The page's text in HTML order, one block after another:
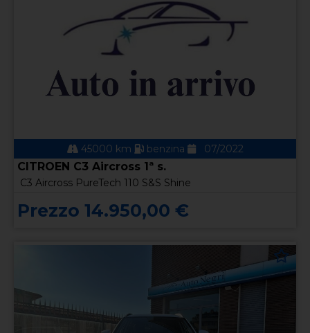
45000 km benzina 07/2022
CITROEN C3 Aircross 1ª s.
C3 Aircross PureTech 110 S&S Shine
Prezzo 14.950,00 €